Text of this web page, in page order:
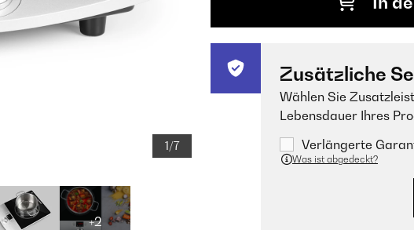
1/7
+2
Zusätzliche
Wählen Sie
Lebensdauer Ihres
Verlängerte
Was ist abgedeckt?